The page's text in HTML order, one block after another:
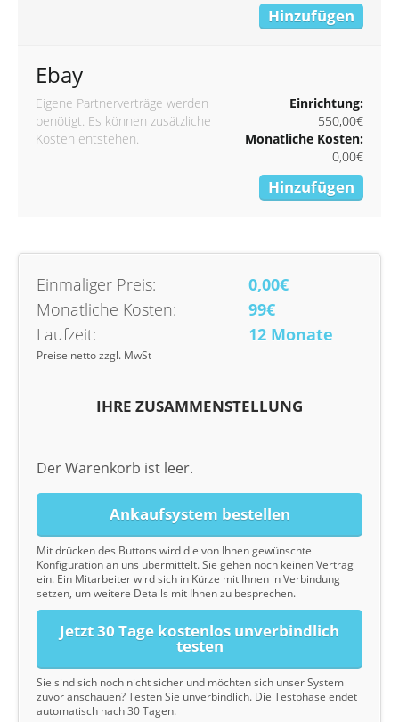
Hinzufügen
Ebay
Eigene Partnerverträge werden
benötigt. Es können zusätzliche
Kosten entstehen.
Einrichtung:
550,00€
Monatliche Kosten:
0,00€
Hinzufügen
Einmaliger Preis:
0,00€
Monatliche Kosten:
99€
Laufzeit:
12 Monate
Preise netto zzgl. MwSt
IHRE ZUSAMMENSTELLUNG
Der Warenkorb ist leer.
Ankaufsystem bestellen
Mit drücken des Buttons wird die von Ihnen gewünschte
Konfiguration an uns übermittelt. Sie gehen noch keinen Vertrag
ein. Ein Mitarbeiter wird sich in Kürze mit Ihnen in Verbindung
setzen, um weitere Details mit Ihnen zu besprechen.
Jetzt 30 Tage kostenlos unverbindlich
testen
Sie sind sich noch nicht sicher und möchten sich unser System
zuvor anschauen? Testen Sie unverbindlich. Die Testphase endet
automatisch nach 30 Tagen.